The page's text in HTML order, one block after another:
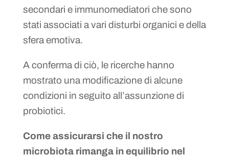
secondari e immunomediatori che sono
stati associati a vari disturbi organici e della
sfera emotiva.
A conferma di ciò, le ricerche hanno
mostrato una modificazione di alcune
condizioni in seguito all’assunzione di
probiotici.
Come assicurarsi che il nostro
microbiota rimanga in equilibrio nel